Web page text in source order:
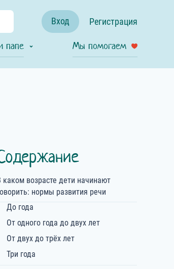
папе Мы помогаем
Регистрация
Вход
каком возрасте дети начинают
нормы развития речи
До года
От одного года до двух лет
От двух до трёх лет
Три года